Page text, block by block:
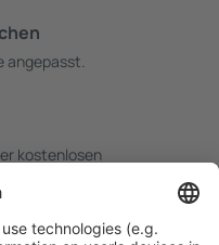
angepasst.
kostenlosen